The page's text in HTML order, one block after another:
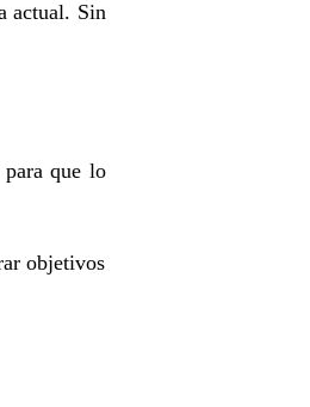
actual. Sin
que lo
objetivos